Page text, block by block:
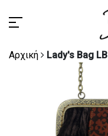
Αρχική Lady's Bag LB